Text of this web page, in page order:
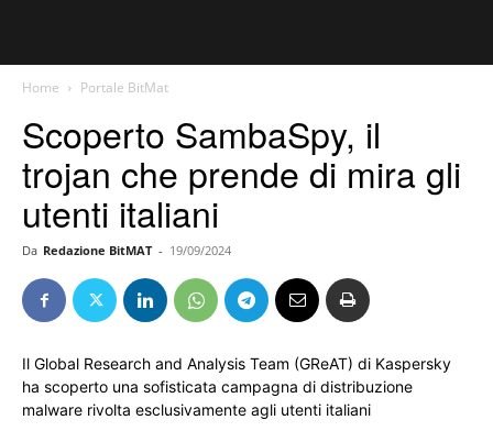
Home Portale BitMat
Scoperto SambaSpy, il
trojan che prende di mira gli
utenti italiani
Da Redazione BitMAT - 19/09/2024
Il Global Research and Analysis Team (GReAT) di Kaspersky
ha scoperto una sofisticata campagna di distribuzione
malware rivolta esclusivamente agli utenti italiani